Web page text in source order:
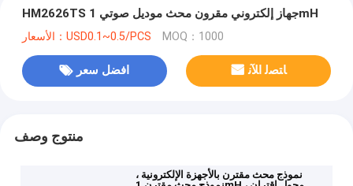
HM2626TS جهاز إلكتروني مقرون محث موديل صوتي 1mH
الأسعار：USD0.1~0.5/PCS MOQ：1000
افضل سعر ﺎﺘﺼﻟ ﺍﻶﻧ
منتوج وصف
نموذج محث مقترن بالأجهزة الإلكترونية ،